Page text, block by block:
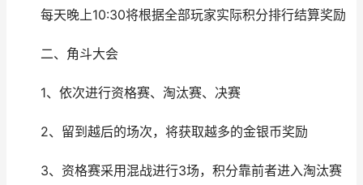
每天晚上10:30将根据全部玩家实际积分排行结算奖励
二、角斗大会
1、依次进行资格赛、淘汰赛、决赛
2、留到越后的场次，将获取越多的金银币奖励
3、资格赛采用混战进行3场，积分靠前者进入淘汰赛